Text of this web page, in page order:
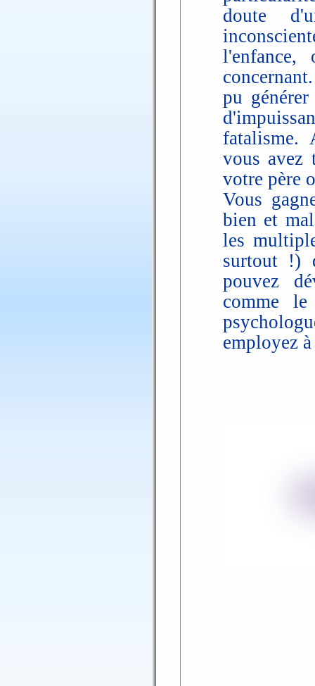
doute
l'enfance,
pu
fatalisme.
vous avez
votre père
Vous
bien et
les
surtout !)
pouvez
comme
employez